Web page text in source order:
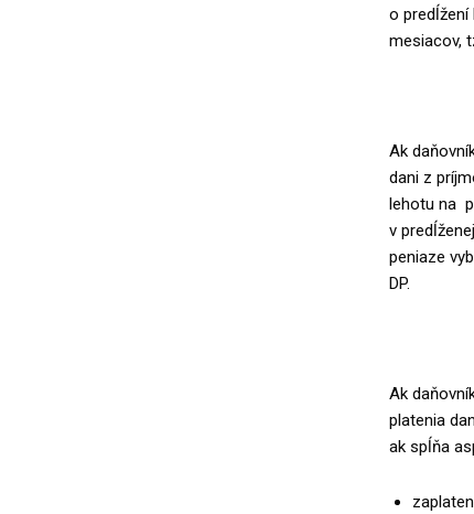
o predĺžení
mesiacov,
Ak
dani z
lehotu na
v
peniaze
DP.
Ak
platenia
ak spĺňa